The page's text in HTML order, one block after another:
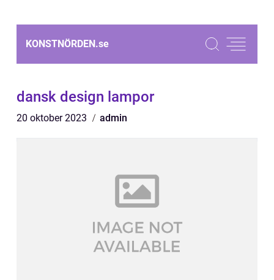
KONSTNÖRDEN.se
dansk design lampor
20 oktober 2023 admin